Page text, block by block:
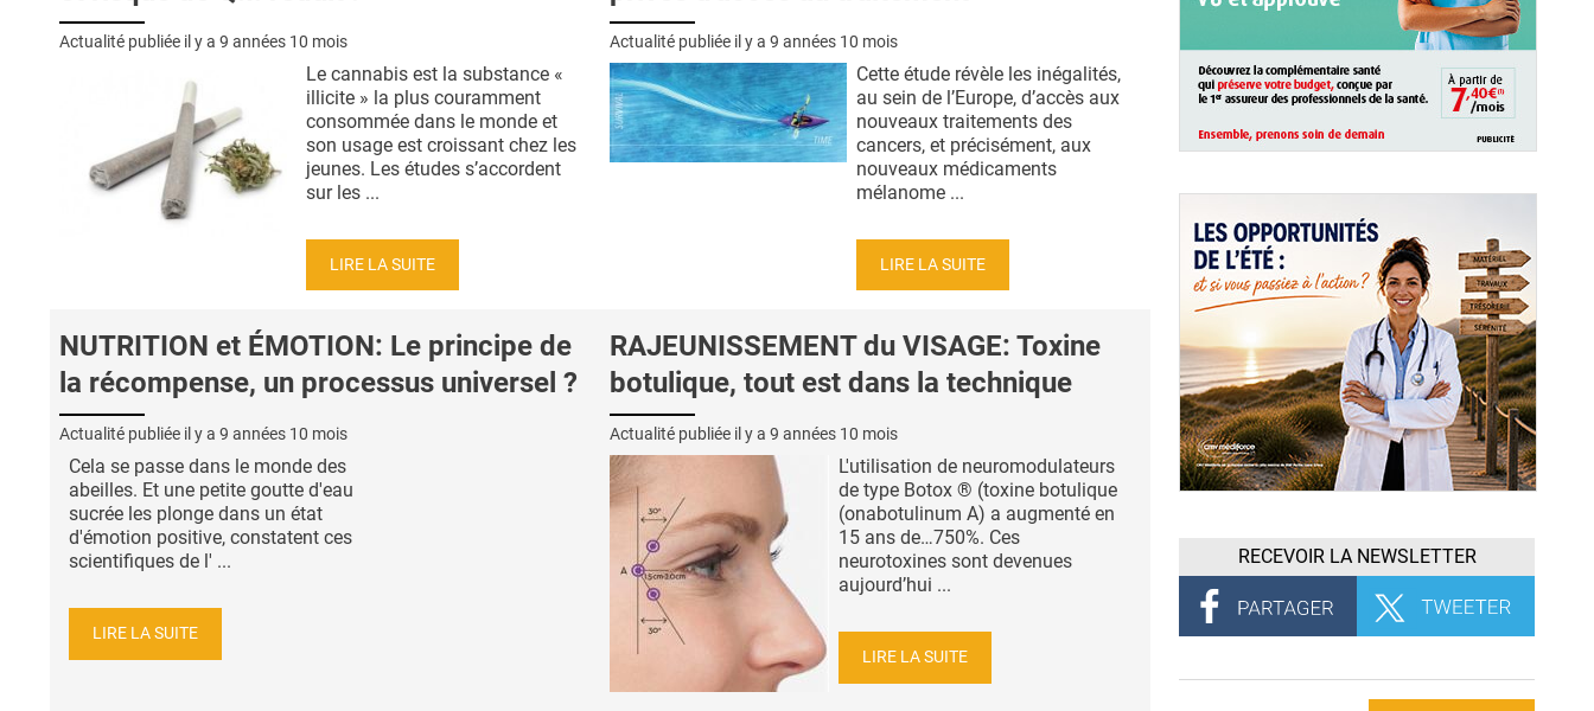
Actualité publiée il y a 9 années 10 mois
Le cannabis est la substance «
illicite » la plus couramment
consommée dans le monde et
son usage est croissant chez les
jeunes. Les études s’accordent
sur les ...
LIRE LA SUITE
Actualité publiée il y a 9 années 10 mois
Cette étude révèle les inégalités,
au sein de l’Europe, d’accès aux
nouveaux traitements des
cancers, et précisément, aux
nouveaux médicaments
mélanome ...
LIRE LA SUITE
NUTRITION et ÉMOTION: Le principe de
la récompense, un processus universel ?
Actualité publiée il y a 9 années 10 mois
Cela se passe dans le monde des
abeilles. Et une petite goutte d'eau
sucrée les plonge dans un état
d'émotion positive, constatent ces
scientifiques de l' ...
LIRE LA SUITE
RAJEUNISSEMENT du VISAGE: Toxine
botulique, tout est dans la technique
Actualité publiée il y a 9 années 10 mois
L'utilisation de neuromodulateurs
de type Botox ® (toxine botulique
(onabotulinum A) a augmenté en
15 ans de…750%. Ces
neurotoxines sont devenues
aujourd’hui ...
LIRE LA SUITE
RECEVOIR LA NEWSLETTER